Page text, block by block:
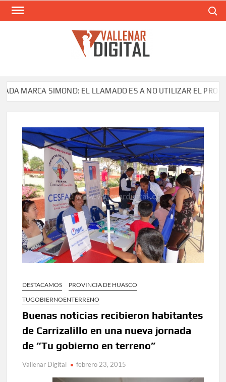
Saltar
SIMOND: EL LLAMADO ES A NO UTILIZAR EL PRODUCTO
DESTACAMOS
PROVINCIA DE HUASCO
TUGOBIERNOENTERRENO
Buenas noticias recibieron habitantes
de Carrizalillo en una nueva jornada
de “Tu gobierno en terreno”
Vallenar Digital febrero 23, 2015